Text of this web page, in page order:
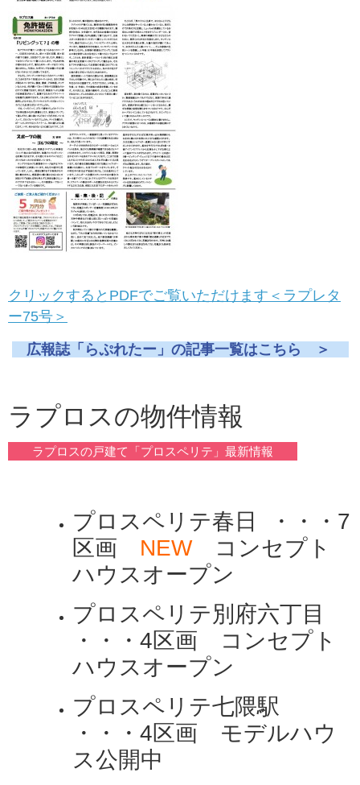
クリックするとPDFでご覧いただけます＜ラプレタ
ー75号＞
広報誌「らぷれたー」の記事一覧はこちら ＞
ラプロスの物件情報
ラプロスの戸建て「プロスペリテ」最新情報
プロスペリテ春日 ・・・7
区画 NEWコンセプト
ハウスオープン
プロスペリテ別府六丁目
・・・4区画 コンセプト
ハウスオープン
プロスペリテ七隈駅
・・・4区画 モデルハウ
ス公開中